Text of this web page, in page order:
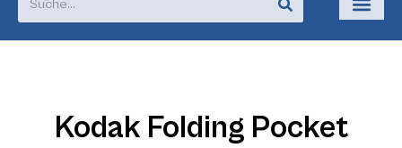
Kodak Folding Pocket